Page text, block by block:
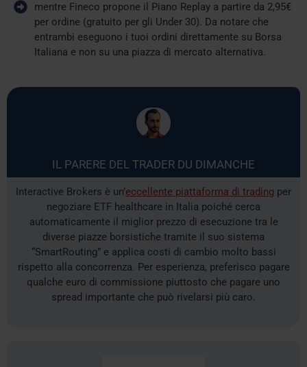
mentre Fineco propone il Piano Replay a partire da 2,95€
per ordine (gratuito per gli Under 30). Da notare che
entrambi eseguono i tuoi ordini direttamente su Borsa
Italiana e non su una piazza di mercato alternativa.
IL PARERE DEL TRADER DU DIMANCHE
Interactive Brokers è un’eccellente piattaforma di trading per
negoziare ETF healthcare in Italia poiché cerca
automaticamente il miglior prezzo di esecuzione tra le
diverse piazze borsistiche tramite il suo sistema
“SmartRouting” e applica costi di cambio molto bassi
rispetto alla concorrenza. Per esperienza, preferisco pagare
qualche euro di commissione piuttosto che pagare uno
spread importante che può rivelarsi più caro.